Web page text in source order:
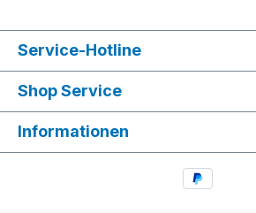
Service-Hotline
Shop Service
Informationen